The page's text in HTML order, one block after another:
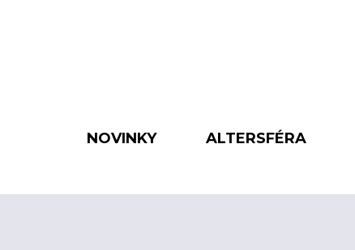
NOVINKY ALTERSFÉRA